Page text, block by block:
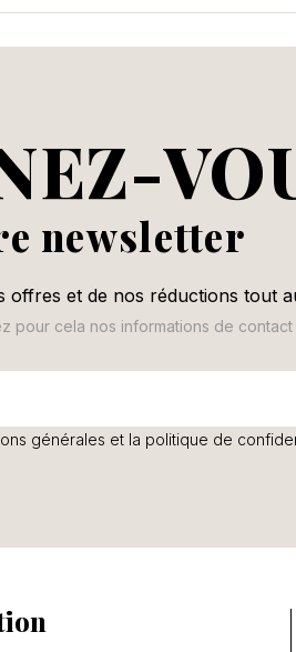
newsletter
et de nos réductions tout
pour cela nos informations de
générales et la politique de